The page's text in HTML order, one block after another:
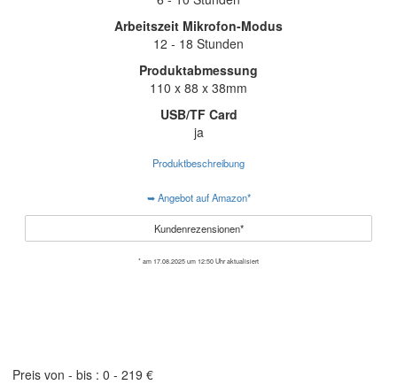
Arbeitszeit Mikrofon-Modus
12 - 18 Stunden
Produktabmessung
110 x 88 x 38mm
USB/TF Card
ja
Produktbeschreibung
➥ Angebot auf Amazon*
Kundenrezensionen*
* am 17.08.2025 um 12:50 Uhr aktualisiert
Preis von - bis : 0 - 219 €